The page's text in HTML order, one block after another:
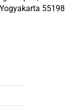
55198